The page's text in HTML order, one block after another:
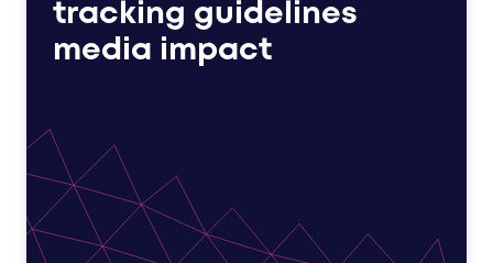
tracking guidelines
media impact